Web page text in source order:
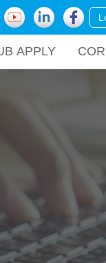
APPLY